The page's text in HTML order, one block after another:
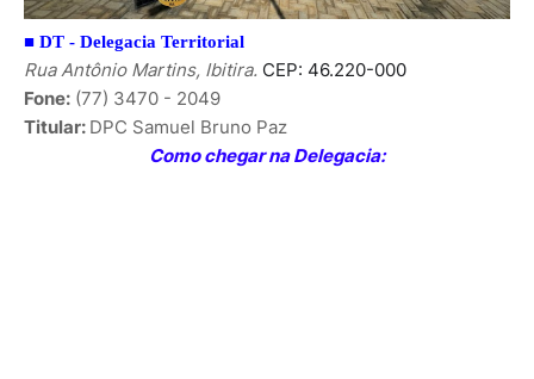
■ DT - Delegacia Territorial
Rua Antônio Martins, Ibitira. CEP: 46.220-000
Fone: (77) 3470 - 2049
Titular: DPC Samuel Bruno Paz
Como chegar na Delegacia: